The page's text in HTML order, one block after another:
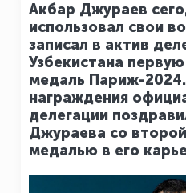
Акбар Джураев
использовал свои
записал в актив
Узбекистана
медаль Париж-
награждения
делегации
Джураева со
медалью в его